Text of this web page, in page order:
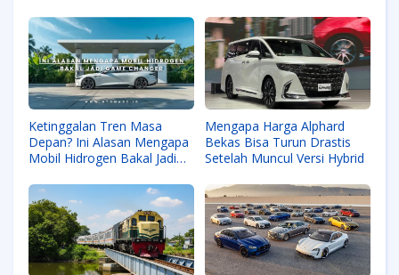
Ketinggalan Tren Masa
Depan? Ini Alasan Mengapa
Mobil Hidrogen Bakal Jadi
Jarak Jauh!
Mengapa Harga Alphard
Bekas Bisa Turun Drastis
Setelah Muncul Versi Hybrid